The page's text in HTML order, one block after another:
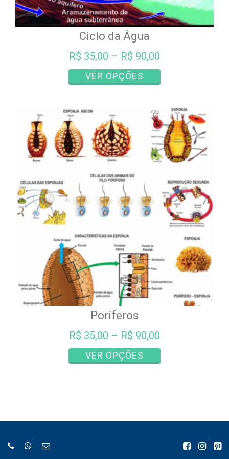
Ciclo da Água
R$ 35,00 – R$ 90,00
VER OPÇÕES
produto
várias
variantes.
As
opções
podem
escolhidas
na
página
Poríferos
R$ 35,00 – R$ 90,00
VER OPÇÕES
produto
podem